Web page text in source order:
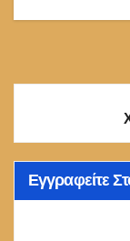
Εγγραφείτε